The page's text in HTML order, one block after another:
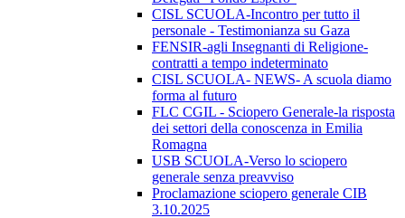
CISL SCUOLA-Incontro per tutto il
personale - Testimonianza su Gaza
FENSIR-agli Insegnanti di Religione-
contratti a tempo indeterminato
CISL SCUOLA- NEWS- A scuola diamo
forma al futuro
FLC CGIL - Sciopero Generale-la risposta
dei settori della conoscenza in Emilia
Romagna
USB SCUOLA-Verso lo sciopero
generale senza preavviso
Proclamazione sciopero generale CIB
3.10.2025